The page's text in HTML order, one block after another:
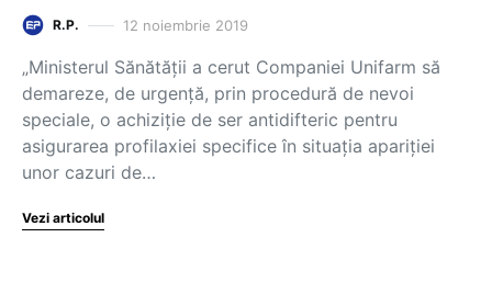
R.P. 12 noiembrie 2019
„Ministerul Sănătăţii a cerut Companiei Unifarm să
demareze, de urgenţă, prin procedură de nevoi
speciale, o achiziţie de ser antidifteric pentru
asigurarea profilaxiei specifice în situaţia apariţiei
unor cazuri de…
Vezi articolul